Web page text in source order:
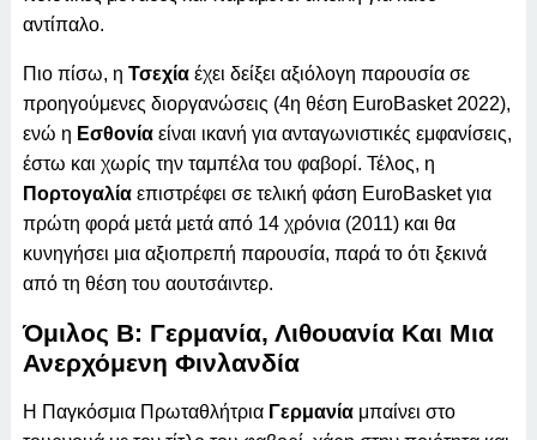
αντίπαλο.
Πιο πίσω, η Τσεχία έχει δείξει αξιόλογη παρουσία σε
προηγούμενες διοργανώσεις (4η θέση EuroBasket 2022),
ενώ η Εσθονία είναι ικανή για ανταγωνιστικές εμφανίσεις,
έστω και χωρίς την ταμπέλα του φαβορί. Τέλος, η
Πορτογαλία επιστρέφει σε τελική φάση EuroBasket για
πρώτη φορά μετά μετά από 14 χρόνια (2011) και θα
κυνηγήσει μια αξιοπρεπή παρουσία, παρά το ότι ξεκινά
από τη θέση του αουτσάιντερ.
Όμιλος Β: Γερμανία, Λιθουανία Και Μια
Ανερχόμενη Φινλανδία
Η Παγκόσμια Πρωταθλήτρια Γερμανία μπαίνει στο